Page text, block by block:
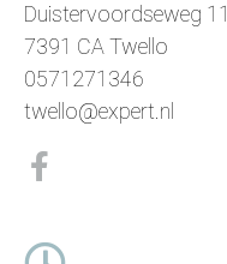
Duistervoordseweg 11
7391 CA Twello
0571271346
twello@expert.nl